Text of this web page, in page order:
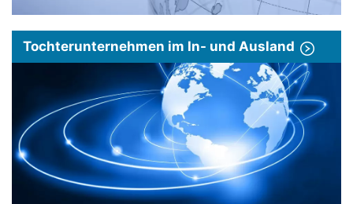
Tochterunternehmen im In- und Ausland